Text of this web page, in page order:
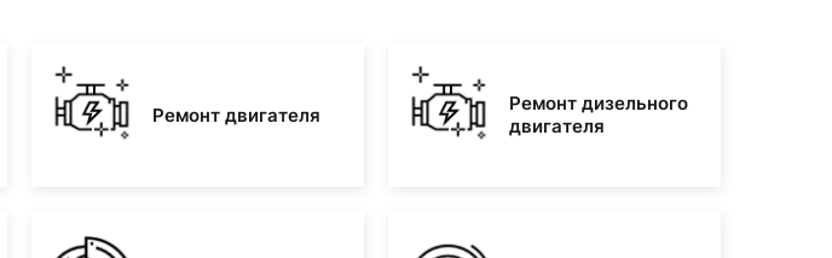
Ремонт двигателя
Ремонт дизельного
двигателя